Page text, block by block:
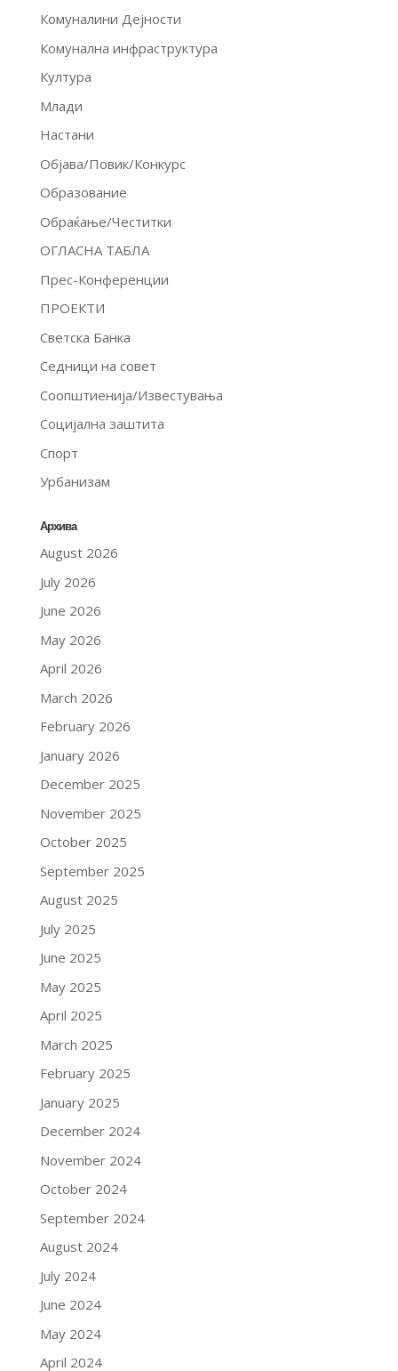
Комуналини Дејности
Комунална инфраструктура
Култура
Млади
Настани
Објава/Повик/Конкурс
Образование
Обраќање/Честитки
ОГЛАСНА ТАБЛА
Прес-Конференции
ПРОЕКТИ
Светска Банка
Седници на совет
Соопштиенија/Известувања
Социјална заштита
Спорт
Урбанизам
Архива
August 2026
July 2026
June 2026
May 2026
April 2026
March 2026
February 2026
January 2026
December 2025
November 2025
October 2025
September 2025
August 2025
July 2025
June 2025
May 2025
April 2025
March 2025
February 2025
January 2025
December 2024
November 2024
October 2024
September 2024
August 2024
July 2024
June 2024
May 2024
April 2024